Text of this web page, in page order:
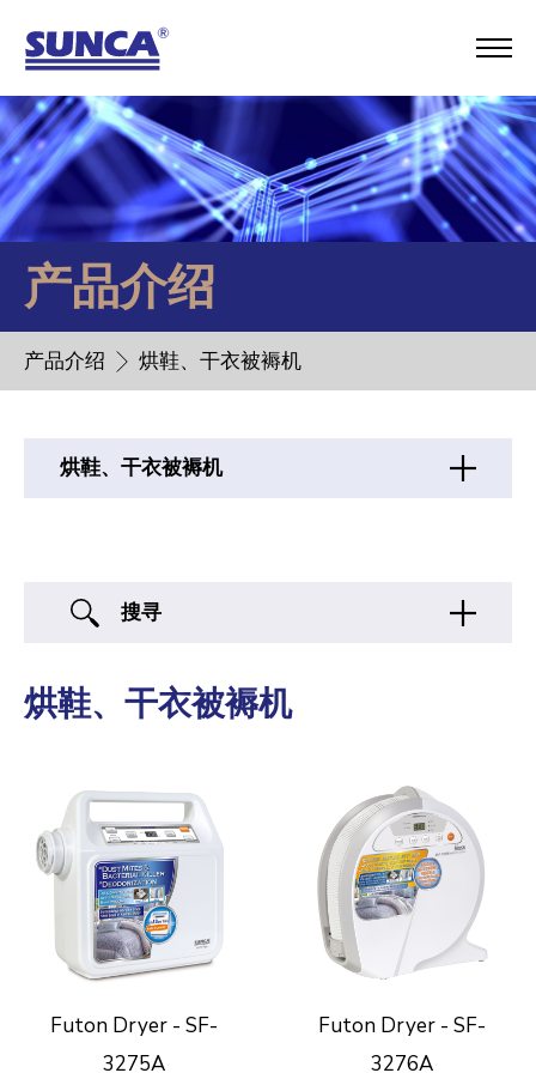
产品介绍
产品介绍 烘鞋、干衣被褥机
烘鞋、干衣被褥机
搜寻
烘鞋、干衣被褥机
Futon Dryer - SF-
3275A
Futon Dryer - SF-
3276A